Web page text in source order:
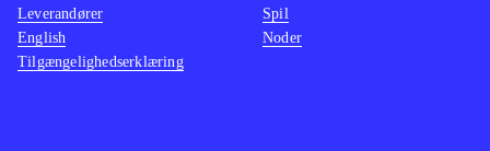
Leverandører
English
Tilgængelighedserklæring
Spil
Noder